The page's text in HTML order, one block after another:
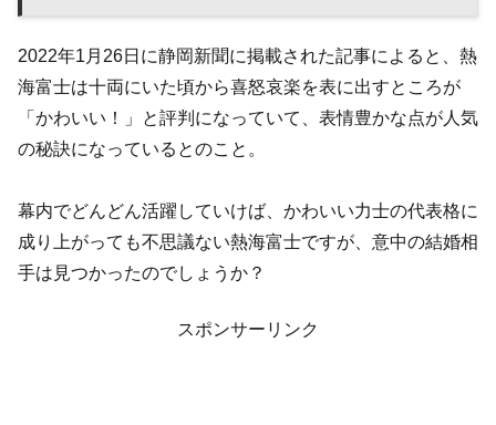
2022年1月26日に静岡新聞に掲載された記事によると、熱
海富士は十両にいた頃から喜怒哀楽を表に出すところが
「かわいい！」と評判になっていて、表情豊かな点が人気
の秘訣になっているとのこと。
幕内でどんどん活躍していけば、かわいい力士の代表格に
成り上がっても不思議ない熱海富士ですが、意中の結婚相
手は見つかったのでしょうか？
スポンサーリンク